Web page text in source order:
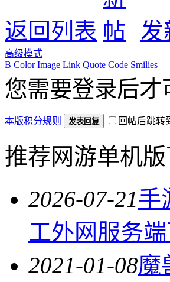
返回列表 发
高级模式
B Color Image Link Quote Code Smilies
您需要登录后才
本版积分规则 发表回复 回帖后跳转
推荐网游单机
2026-07-21手
工外网服务
2021-01-08魔